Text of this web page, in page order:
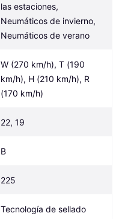
las estaciones,
Neumáticos de invierno,
Neumáticos de verano
W (270 km/h), T (190
km/h), H (210 km/h), R
(170 km/h)
22, 19
B
225
Tecnología de sellado